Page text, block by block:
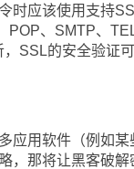
时应该使用支持
、SMTP、
SSL的安全验证
用软件（例如某
，那将让黑客破解